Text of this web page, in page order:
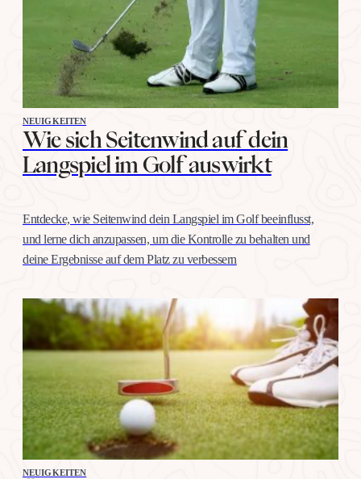
NEUIGKEITEN
Wie sich Seitenwind auf dein
Langspiel im Golf auswirkt
Entdecke, wie Seitenwind dein Langspiel im Golf beeinflusst,
und lerne dich anzupassen, um die Kontrolle zu behalten und
deine Ergebnisse auf dem Platz zu verbessern
NEUIGKEITEN